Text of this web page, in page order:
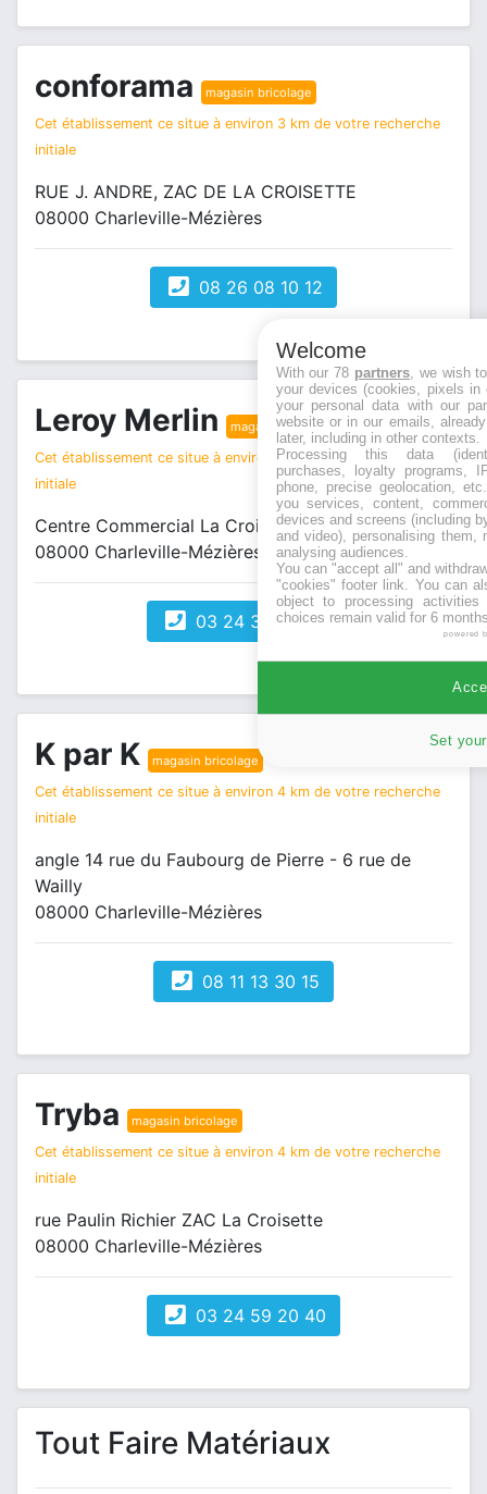
conforama magasin bricolage
Cet établissement ce situe à environ 3 km de votre recherche
initiale
RUE J. ANDRE, ZAC DE LA CROISETTE
08000 Charleville-Mézières
08 26 08 10 12
Leroy Merlin magasin bricolage
Cet établissement ce situe à environ 3 km de votre recherche
initiale
Centre Commercial La Croisette Rue Paulin Richier
08000 Charleville-Mézières
03 24 33 69 00
K par K magasin bricolage
Cet établissement ce situe à environ 4 km de votre recherche
initiale
angle 14 rue du Faubourg de Pierre - 6 rue de
Wailly
08000 Charleville-Mézières
08 11 13 30 15
Tryba magasin bricolage
Cet établissement ce situe à environ 4 km de votre recherche
initiale
rue Paulin Richier ZAC La Croisette
08000 Charleville-Mézières
03 24 59 20 40
Tout Faire Matériaux
Welcome
With our 78 partners, we wish
your devices (cookies, pixels
your personal data with our
website or in our emails,
later, including in other contexts.
Processing this data
purchases, loyalty programs,
phone, precise geolocation,
you services, content,
devices and screens (including
and video), personalising them,
analysing audiences.
You can "accept all" and
"cookies" footer link. You can
object to processing
choices remain valid for 6
powered
Set